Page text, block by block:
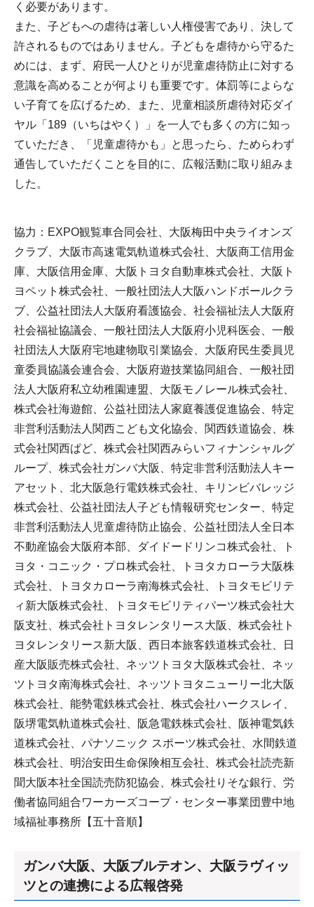
く必要があります。
また、子どもへの虐待は著しい人権侵害であり、決して
許されるものではありません。子どもを虐待から守るた
めには、まず、府民一人ひとりが児童虐待防止に対する
意識を高めることが何よりも重要です。体罰等によらな
い子育てを広げるため、また、児童相談所虐待対応ダイ
ヤル「189（いちはやく）」を一人でも多くの方に知っ
ていただき、「児童虐待かも」と思ったら、ためらわず
通告していただくことを目的に、広報活動に取り組みま
した。
協力：EXPO観覧車合同会社、大阪梅田中央ライオンズ
クラブ、大阪市高速電気軌道株式会社、大阪商工信用金
庫、大阪信用金庫、大阪トヨタ自動車株式会社、大阪ト
ヨペット株式会社、一般社団法人大阪ハンドボールクラ
ブ、公益社団法人大阪府看護協会、社会福祉法人大阪府
社会福祉協議会、一般社団法人大阪府小児科医会、一般
社団法人大阪府宅地建物取引業協会、大阪府民生委員児
童委員協議会連合会、大阪府遊技業協同組合、一般社団
法人大阪府私立幼稚園連盟、大阪モノレール株式会社、
株式会社海遊館、公益社団法人家庭養護促進協会、特定
非営利活動法人関西こども文化協会、関西鉄道協会、株
式会社関西ぱど、株式会社関西みらいフィナンシャルグ
ループ、株式会社ガンバ大阪、特定非営利活動法人キー
アセット、北大阪急行電鉄株式会社、キリンビバレッジ
株式会社、公益社団法人子ども情報研究センター、特定
非営利活動法人児童虐待防止協会、公益社団法人全日本
不動産協会大阪府本部、ダイドードリンコ株式会社、ト
ヨタ・コニック・プロ株式会社、トヨタカローラ大阪株
式会社、トヨタカローラ南海株式会社、トヨタモビリテ
ィ新大阪株式会社、トヨタモビリティパーツ株式会社大
阪支社、株式会社トヨタレンタリース大阪、株式会社ト
ヨタレンタリース新大阪、西日本旅客鉄道株式会社、日
産大阪販売株式会社、ネッツトヨタ大阪株式会社、ネッ
ツトヨタ南海株式会社、ネッツトヨタニューリー北大阪
株式会社、能勢電鉄株式会社、株式会社ハークスレイ、
阪堺電気軌道株式会社、阪急電鉄株式会社、阪神電気鉄
道株式会社、パナソニック スポーツ株式会社、水間鉄道
株式会社、明治安田生命保険相互会社、株式会社読売新
聞大阪本社全国読売防犯協会、株式会社りそな銀行、労
働者協同組合ワーカーズコープ・センター事業団豊中地
域福祉事務所【五十音順】
ガンバ大阪、大阪ブルテオン、大阪ラヴィッ
ツとの連携による広報啓発